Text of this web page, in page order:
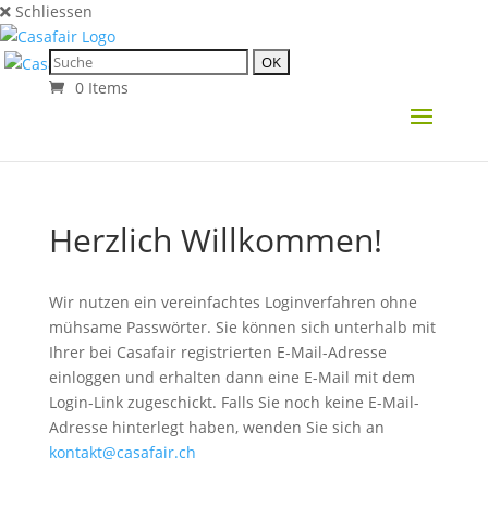
Schliessen
0 Items
Herzlich Willkommen!
Wir nutzen ein vereinfachtes Loginverfahren ohne
mühsame Passwörter. Sie können sich unterhalb mit
Ihrer bei Casafair registrierten E-Mail-Adresse
einloggen und erhalten dann eine E-Mail mit dem
Login-Link zugeschickt. Falls Sie noch keine E-Mail-
Adresse hinterlegt haben, wenden Sie sich an
kontakt@casafair.ch